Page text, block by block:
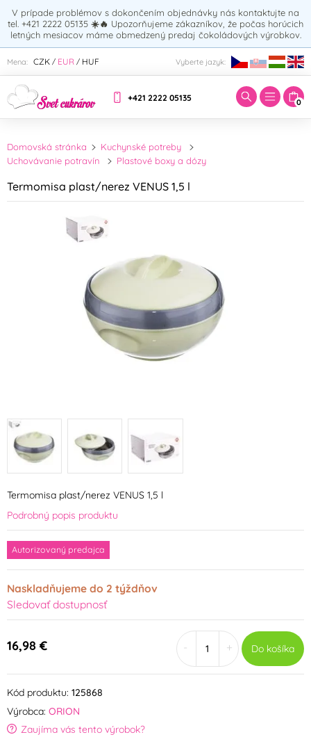
V prípade problémov s dokončením objednávky nás kontaktujte na
tel. +421 2222 05135 ☀️🔥 Upozorňujeme zákazníkov, že počas horúcich
letných mesiacov máme obmedzený predaj čokoládových výrobkov.
Mena: CZK / EUR / HUF Vyberte jazyk:
+421 2222 05135 0
Zadajte hľadaný výraz:
Domovská stránka
Kuchynské potreby
Uchovávanie potravín
Plastové boxy a dózy
Termomisa plast/nerez VENUS 1,5 l
Termomisa plast/nerez VENUS 1,5 l
Podrobný popis produktu
Autorizovaný predajca
Naskladňujeme do 2 týždňov
Sledovať dostupnosť
16,98 € + Do košíka
Kód produktu: 125868
Výrobca: ORION
Zaujíma vás tento výrobok?